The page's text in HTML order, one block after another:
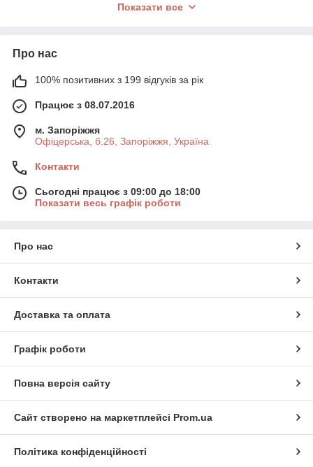
L‑триптофан, Валеріана, Пасифлора,
Гіалуронова кислота, колаген, біотин
волосся та нігті.
Креатин моногідрат
Вітаміни D3, K2, магній, альфа-ліпоєва
кислота
— підтримують кісткову тканину,
судини, антиоксидантний захист.
Чому обирають VitalHarmony:
Виробництво у країнах ЄС зі строгим
домішок і ГМО
Відкрийте гармонію здоров’я разом з
для щоденного балансу. Почніть піклуватися
про себе вже сьогодні!
Показати все
Про нас
100% позитивних з 199 відгуків за рік
Працює з 08.07.2016
м. Запоріжжя
Офіцерська, б.26, Запоріжжя, Україна
Контакти
Сьогодні працює з 09:00 до 18:00
Показати весь графік роботи
Про нас
Контакти
Доставка та оплата
Графік роботи
Повна версія сайту
Сайт створено на маркетплейсі Prom.ua
Політика конфіденційності